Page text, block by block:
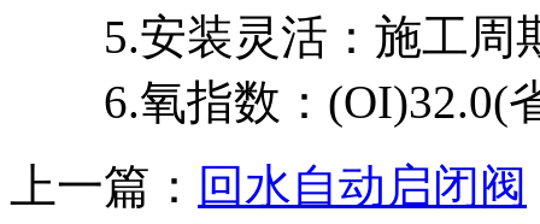
5.安装灵活：施工周
6.氧指数：(OI)32.0(
上一篇： 回水自动启闭阀